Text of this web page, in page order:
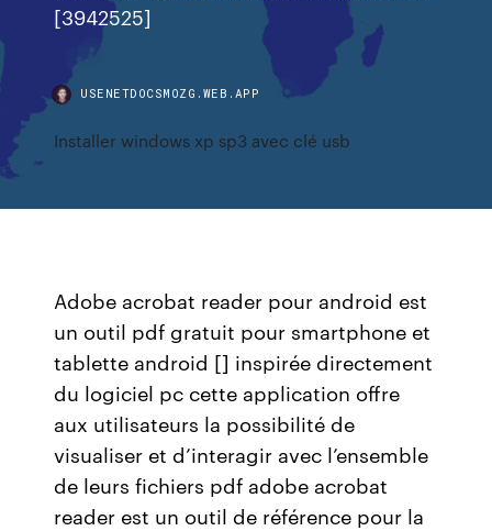
[3942525]
USENETDOCSMOZG.WEB.APP
Installer windows xp sp3 avec clé usb
Adobe acrobat reader pour android est
un outil pdf gratuit pour smartphone et
tablette android [] inspirée directement
du logiciel pc cette application offre
aux utilisateurs la possibilité de
visualiser et d’interagir avec l’ensemble
de leurs fichiers pdf adobe acrobat
reader est un outil de référence pour la